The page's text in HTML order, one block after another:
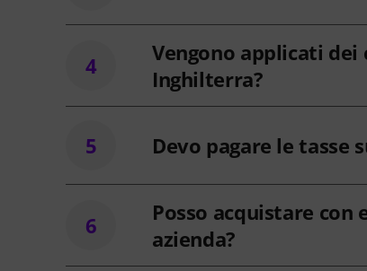
4
Vengono applicati
Inghilterra?
5 Devo pagare le tasse
6
Posso acquistare con
azienda?